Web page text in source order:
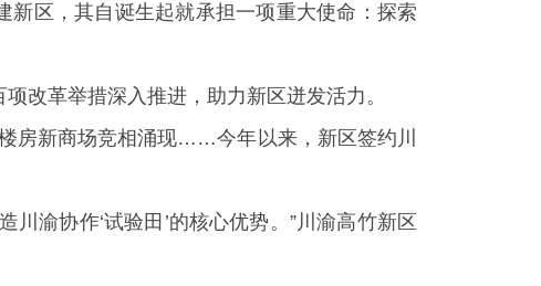
区，其自诞生起就承担一项重大使命：探索
改革举措深入推进，助力新区迸发活力。
房新商场竞相涌现……今年以来，新区签约川
渝协作‘试验田’的核心优势。”川渝高竹新区